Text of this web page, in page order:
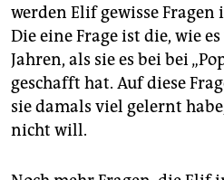
werden Elif gewisse
Die eine Frage ist die, wie
Jahren, als sie es bei bei
geschafft hat. Auf diese
sie damals viel gelernt
nicht will.